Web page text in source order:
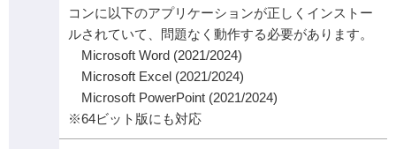
コンに以下のアプリケーションが正しくインストー
ルされていて、問題なく動作する必要があります。
Microsoft Word (2021/2024)
Microsoft Excel (2021/2024)
Microsoft PowerPoint (2021/2024)
※64ビット版にも対応